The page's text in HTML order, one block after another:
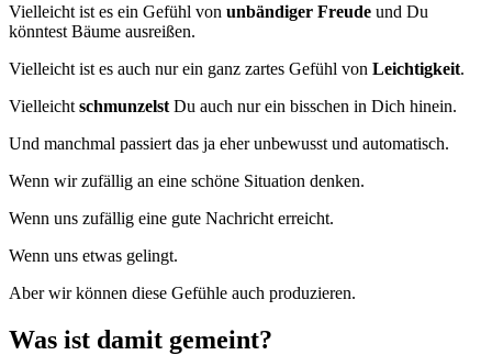
Vielleicht ist es ein Gefühl von unbändiger Freude und Du
könntest Bäume ausreißen.
Vielleicht ist es auch nur ein ganz zartes Gefühl von Leichtigkeit.
Vielleicht schmunzelst Du auch nur ein bisschen in Dich hinein.
Und manchmal passiert das ja eher unbewusst und automatisch.
Wenn wir zufällig an eine schöne Situation denken.
Wenn uns zufällig eine gute Nachricht erreicht.
Wenn uns etwas gelingt.
Aber wir können diese Gefühle auch produzieren.
Was ist damit gemeint?